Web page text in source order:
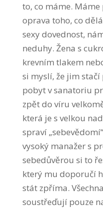
to, co máme.
oprava toho, co
sexy dovednost,
neduhy. Žena s
krevním tlakem
si myslí, že jim
pobyt v sanatoriu
zpět do víru
která je s velkou
spraví
vysoký manažer s
sebedůvěrou si to
který mu doporučí
stát zpříma.
soustřeďují pouze